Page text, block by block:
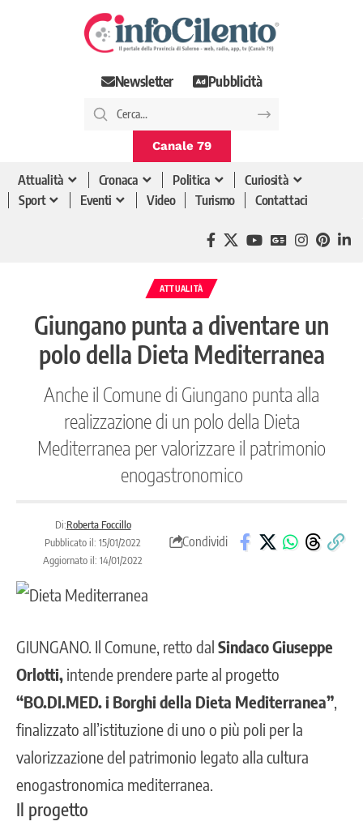
Newsletter Pubblicità
Canale 79
Attualità Cronaca Politica
Curiosità
Sport
Eventi Video Turismo Contattaci
ATTUALITÀ
Giungano punta a diventare un
polo della Dieta Mediterranea
Anche il Comune di Giungano punta alla
realizzazione di un polo della Dieta
Mediterranea per valorizzare il patrimonio
enogastronomico
Di:Roberta Foccillo
Pubblicato il: 15/01/2022
Aggiornato il: 14/01/2022
Condividi
GIUNGANO. Il Comune, retto dal Sindaco Giuseppe
Orlotti, intende prendere parte al progetto
“BO.DI.MED. i Borghi della Dieta Mediterranea”
finalizzato all’istituzione di uno o più poli per la
valorizzazione del patrimonio legato alla cultura
enogastronomica mediterranea.
Il progetto